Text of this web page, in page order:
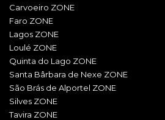
Carvoeiro ZONE
Faro ZONE
Lagos ZONE
Loulé ZONE
Quinta do Lago ZONE
Santa Bârbara de Nexe ZONE
São Brás de Alportel ZONE
Silves ZONE
Tavira ZONE